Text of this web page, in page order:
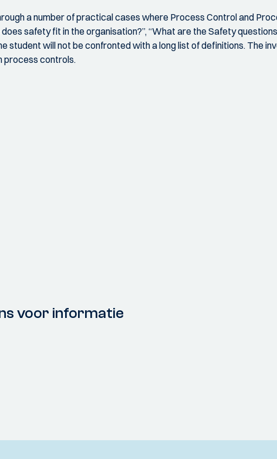
a number of practical cases where Process Control and
safety fit in the organisation?”, “What are the Safety
student will not be confronted with a long list of definitions. The
process controls.
voor informatie